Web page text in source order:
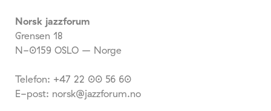
Norsk jazzforum
Grensen 18
N-0159 OSLO – Norge
Telefon: +47 22 00 56 60
E-post: norsk@jazzforum.no